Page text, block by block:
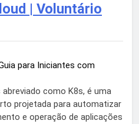
| Voluntário
para Iniciantes com
como K8s, é uma
projetada para automatizar
e operação de aplicações